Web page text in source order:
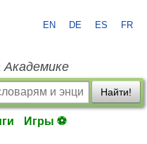
EN DE ES FR
Академике
Найти!
Игры ⚽